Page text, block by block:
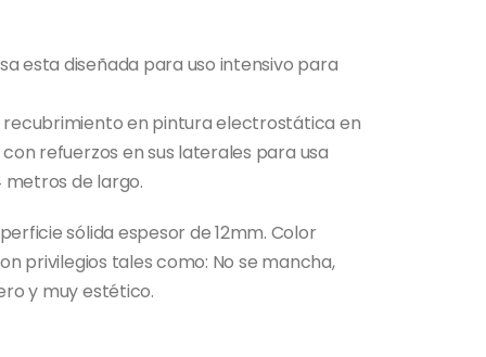
esta diseñada para uso intensivo para
en pintura electrostática en
refuerzos en sus laterales para usa
metros de largo.
sólida espesor de 12mm. Color
privilegios tales como: No se mancha,
y muy estético.